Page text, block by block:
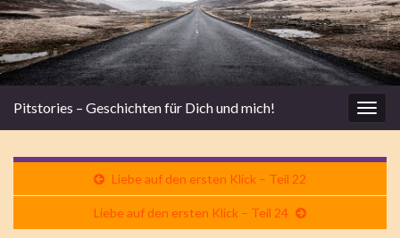
Pitstories – Geschichten für Dich und mich!
Liebe auf den ersten Klick – Teil 22
Liebe auf den ersten Klick – Teil 24